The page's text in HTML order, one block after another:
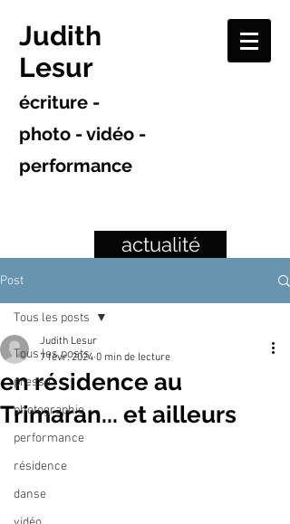
Judith
Lesur
écriture -
photo - vidéo -
performance
actualité
Post
Tous les posts
presse
photographie
performance
résidence
danse
Tous les posts
en résidence au
Trimaran... et ailleurs
Judith Lesur
7 févr. 2024 0 min de lecture